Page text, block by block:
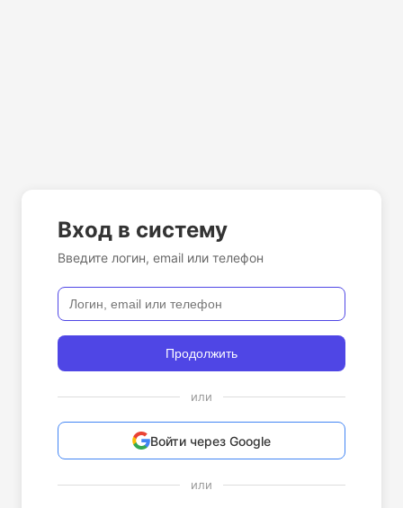
Вход в систему
Введите логин, email или телефон
Продолжить
или
Войти через Google
или